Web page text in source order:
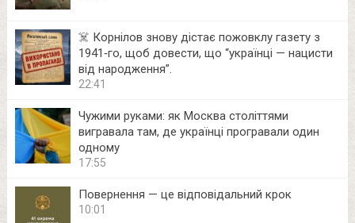
☠️ Корнілов знову дістає пожовклу газету з
1941‑го, щоб довести, що “українці — нацисти
від народження”.
22:41
Чужими руками: як Москва століттями
вигравала там, де українці програвали один
одному
17:55
Повернення — це відповідальний крок
10:01